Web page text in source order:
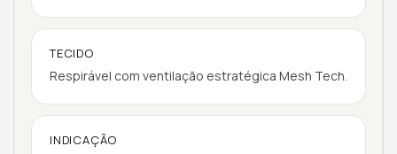
TECIDO
Respirável com ventilação estratégica Mesh Tech.
INDICAÇÃO